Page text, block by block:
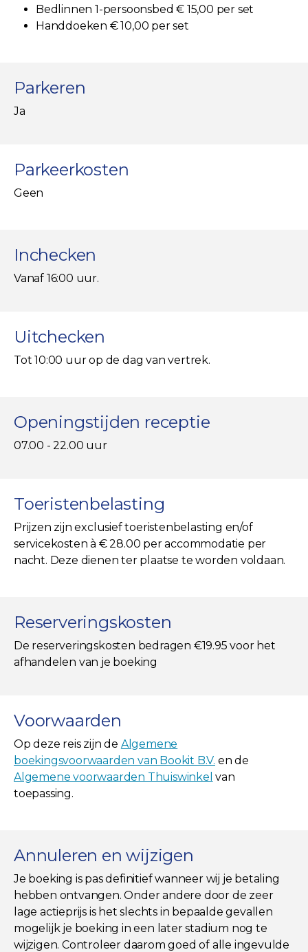
Bedlinnen 1-persoonsbed € 15,00 per set
Handdoeken € 10,00 per set
Parkeren
Ja
Parkeerkosten
Geen
Inchecken
Vanaf 16:00 uur.
Uitchecken
Tot 10:00 uur op de dag van vertrek.
Openingstijden receptie
07.00 - 22.00 uur
Toeristenbelasting
Prijzen zijn exclusief toeristenbelasting en/of
servicekosten à € 28.00 per accommodatie per
nacht. Deze dienen ter plaatse te worden voldaan.
Reserveringskosten
De reserveringskosten bedragen €19.95 voor het
afhandelen van je boeking
Voorwaarden
Op deze reis zijn de Algemene
boekingsvoorwaarden van Bookit B.V. en de
Algemene voorwaarden Thuiswinkel van
toepassing.
Annuleren en wijzigen
Je boeking is pas definitief wanneer wij je betaling
hebben ontvangen. Onder andere door de zeer
lage actieprijs is het slechts in bepaalde gevallen
mogelijk je boeking in een later stadium nog te
wijzigen. Controleer daarom goed of alle ingevulde